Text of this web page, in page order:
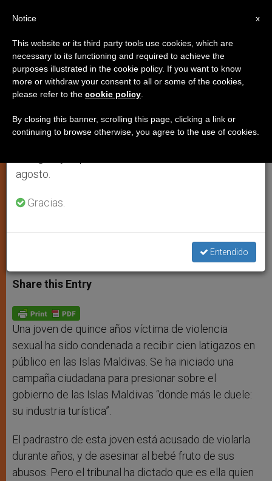
Una quinceañera condenada a
cien latigazos en público en las
Islas Maldivas
Su violador y padrastro no ha sido
al bebé fruto de sus abusos
ARTE Y CULTURA
a
t
s
p
p
s
s
e
g
e
r
c
e
b
o
k
i a
Share this Entry
Una joven de quince años víctima de violencia
sexual ha sido condenada a recibir cien latigazos en
público en las Islas Maldivas. Se ha iniciado una
campaña ciudadana para presionar sobre el
gobierno de las Islas Maldivas “donde más le duele:
su industria turística”.
El padrastro de esta joven está acusado de violarla
durante años, y de asesinar al bebé fruto de sus
abusos. Pero el tribunal ha dictado que es ella quien
×
Aviso importante
Del 27 de julio al 7 de agosto haremos la pausa
anual, aprovechando que en el periodo de verano
se generan menos informaciones y también el
agosto.
Gracias.
Entendido
x
Notice
This website or its third party tools use cookies, which are
necessary to its functioning and required to achieve the
purposes illustrated in the cookie policy. If you want to know
more or withdraw your consent to all or some of the cookies,
please refer to the cookie policy
By closing this banner, scrolling this page, clicking a link or
continuing to browse otherwise, you agree to the use of cookies.